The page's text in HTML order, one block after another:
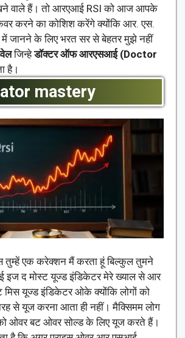
वाले हैं। तो आरएआई RSI को आज आपके
करने का कोशिश करेंगे क्योंकि आर. एस.
जानने के लिए भरत सर से बेहतर मुझे नहीं
जिन्हेडॉक्टर ऑफ आरएसआई (Doctor
है।
mastery
तुम्हें एक करेक्शन मैं करता हूं बिल्कुल तुमने
इज द मोस्ट यूज्ड इंडिकेटर मेरे ख्याल से आर
यूज्ड इंडिकेटर ओके क्योंकि लोगों को
से यूज करना आता ही नहीं। मैक्सिमम लोग
ओवर बट ओवर सोल्ड के लिए यूज करते हैं।